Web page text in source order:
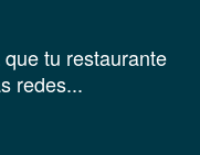
tu restaurante
redes...